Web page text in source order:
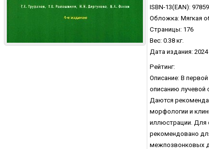
ISBN-13(EAN):
Обложка: Мягкая
Страницы: 176
Вес: 0.38 кг.
Дата издания: 2024
Рейтинг:
Описание: В
описанию лучевой
Даются
морфологии и
иллюстрации. Для
рекомендовано
межпозвонковых